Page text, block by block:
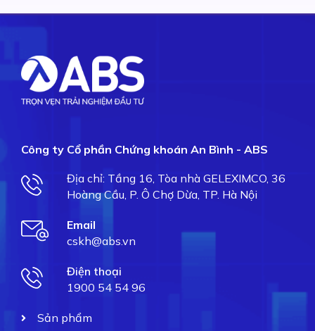
Công ty Cổ phần Chứng khoán An Bình - ABS
Địa chỉ: Tầng 16, Tòa nhà GELEXIMCO, 36
Hoàng Cầu, P. Ô Chợ Dừa, TP. Hà Nội
Email
cskh@abs.vn
Điện thoại
1900 54 54 96
Sản phẩm